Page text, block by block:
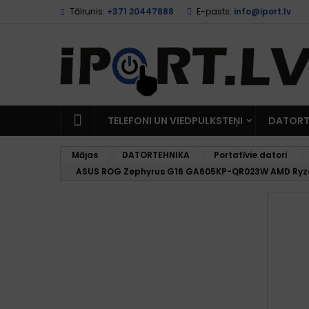
Tālrunis: +371 20447888 E-pasts: info@iport.lv
TELEFONI UN VIEDPULKSTEŅI
Mājas DATORTEHNIKA
Portatīvie datori
ASUS ROG Zephyrus G16 GA605KP-QR023W AMD